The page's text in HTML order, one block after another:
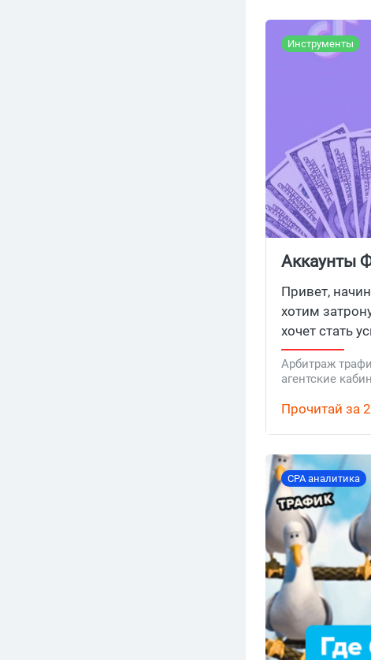
Инструменты
Аккаунты
фарм,
Привет,
хотим
хочет стать
какие они
бесплатно.
Арбитраж
агентские
Прочитай за
CPA аналитика